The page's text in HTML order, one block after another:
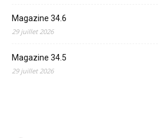
Magazine 34.6
29 juillet 2026
Magazine 34.5
29 juillet 2026